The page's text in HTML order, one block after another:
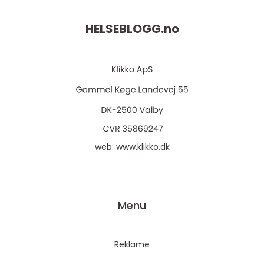
HELSEBLOGG.no
web: www.klikko.dk
Menu
Reklame